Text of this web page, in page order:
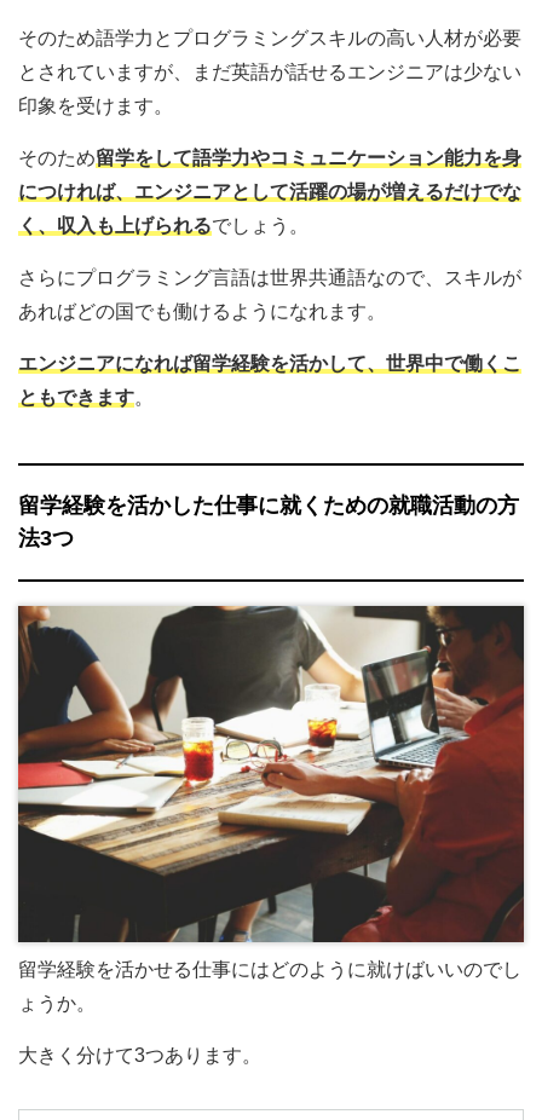
そのため語学力とプログラミングスキルの高い人材が必要
とされていますが、まだ英語が話せるエンジニアは少ない
印象を受けます。
そのため留学をして語学力やコミュニケーション能力を身
につければ、エンジニアとして活躍の場が増えるだけでな
く、収入も上げられるでしょう。
さらにプログラミング言語は世界共通語なので、スキルが
あればどの国でも働けるようになれます。
エンジニアになれば留学経験を活かして、世界中で働くこ
ともできます。
留学経験を活かした仕事に就くための就職活動の方
法3つ
留学経験を活かせる仕事にはどのように就けばいいのでし
ょうか。
大きく分けて3つあります。